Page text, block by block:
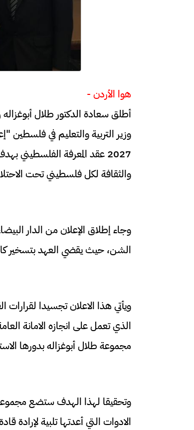
هوا الأردن -
أطلق سعادة الدكتور طلال
وزير التربية والتعليم في فلسطين
2027 عقد المعرفة الفلسطيني
والثقافة لكل فلسطيني تحت
وجاء إطلاق الإعلان من الدار البيضاء
الشن، حيث يقضي العهد بتسخير
ويأتي هذا الاعلان تجسيدا لقرارات
الذي تعمل على انجازه الامانة
مجموعة طلال أبوغزاله بدورها
وتحقيقا لهذا الهدف ستضع مجموعة
الادوات التي أعدتها تلبية لإرادة